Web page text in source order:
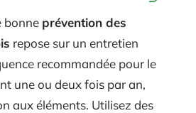
bonne prévention des
repose sur un entretien
recommandée pour le
une ou deux fois par an,
aux éléments. Utilisez des